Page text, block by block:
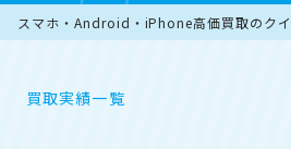
スマホ・Android・iPhone高価買取のク
買取実績一覧